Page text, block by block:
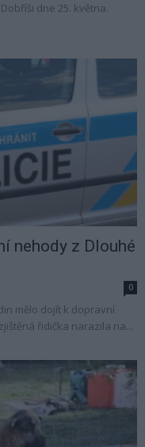
dne 25. května.
nehody z Dlouhé
0
mělo dojít k dopravní
řidička narazila na...